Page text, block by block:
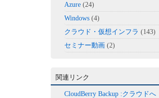
Azure (24)
Windows (4)
クラウド・仮想インフラ (143)
セミナー動画 (2)
関連リンク
CloudBerry Backup :クラウドへ